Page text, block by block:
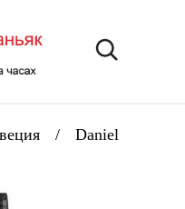
/
Daniel